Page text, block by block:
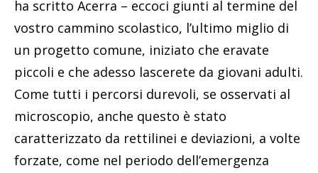
ha scritto Acerra – eccoci giunti al termine del
vostro cammino scolastico, l’ultimo miglio di
un progetto comune, iniziato che eravate
piccoli e che adesso lascerete da giovani adulti.
Come tutti i percorsi durevoli, se osservati al
microscopio, anche questo è stato
caratterizzato da rettilinei e deviazioni, a volte
forzate, come nel periodo dell’emergenza